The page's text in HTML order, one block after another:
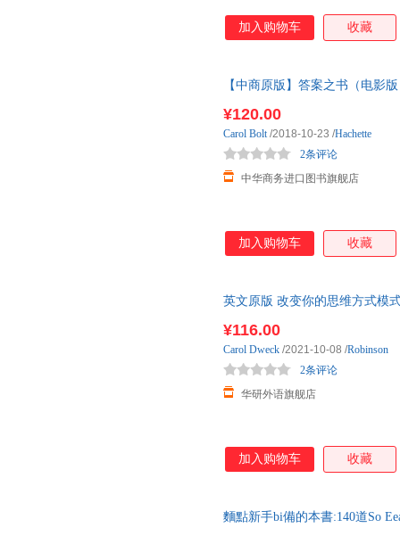
加入购物车 收藏
【中商原版】答案之书（电影
¥120.00
中华商务进口图书旗舰店
2条评论
Carol Bolt/2018-10-23 /Hachette
加入购物车 收藏
英文原版 改变你的思维方式模
¥116.00
华研外语旗舰店
2条评论
Carol Dweck /2021-10-08 /Robinson
加入购物车 收藏
麵點新手bi備的本書:140道So